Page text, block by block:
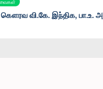
கௌரவ வி.கே. இந்திக, பா.உ.